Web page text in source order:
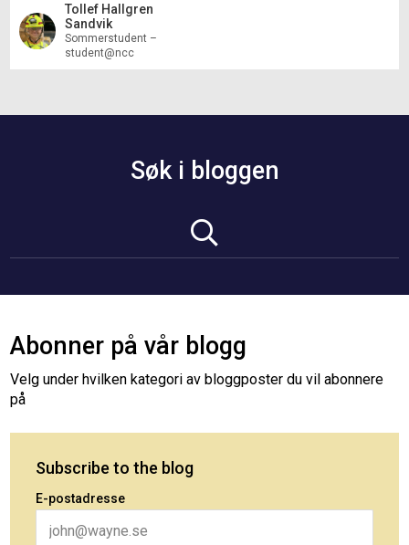
Tollef Hallgren
Sandvik
Sommerstudent –
student@ncc
Søk i bloggen
Abonner på vår blogg
Velg under hvilken kategori av bloggposter du vil abonnere
på
Subscribe to the blog
E-postadresse